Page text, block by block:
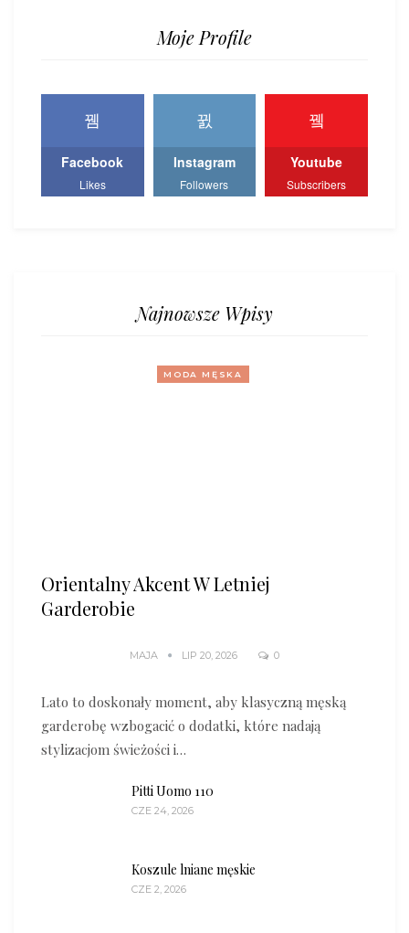
Moje Profile
Facebook
Likes
Instagram
Followers
Youtube
Subscribers
Najnowsze Wpisy
MODA MĘSKA
Orientalny Akcent W Letniej
Garderobie
MAJA LIP 20, 2026 0
Lato to doskonały moment, aby klasyczną męską
garderobę wzbogacić o dodatki, które nadają
stylizacjom świeżości i…
Pitti Uomo 110
CZE 24, 2026
Koszule lniane męskie
CZE 2, 2026